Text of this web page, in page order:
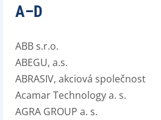
A–D
ABB s.r.o.
ABEGU, a.s.
ABRASIV, akciová společnost
Acamar Technology a. s.
AGRA GROUP a. s.